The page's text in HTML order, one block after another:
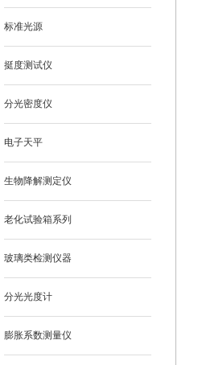
标准光源
挺度测试仪
分光密度仪
电子天平
生物降解测定仪
老化试验箱系列
玻璃类检测仪器
分光光度计
膨胀系数测量仪